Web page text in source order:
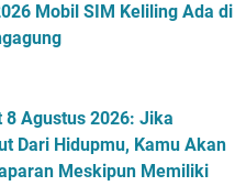
Mobil SIM Keliling Ada di
8 Agustus 2026: Jika
Dari Hidupmu, Kamu Akan
Meskipun Memiliki